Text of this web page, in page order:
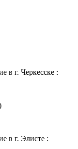
в г. Черкесске :
в г. Элисте :